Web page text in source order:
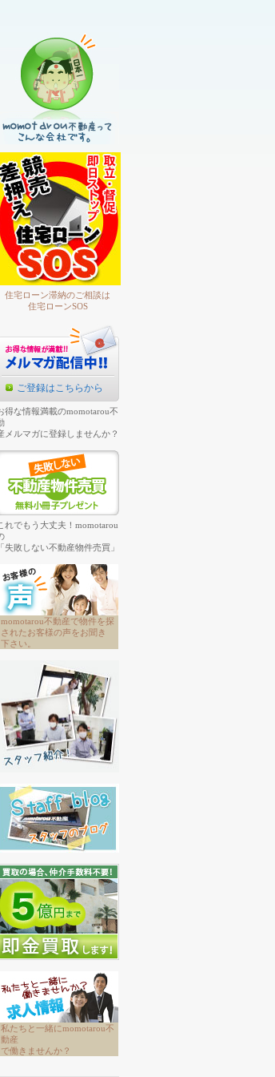
住宅ローン滞納のご相談は
住宅ローンSOS
ご登録はこちらから
得な情報満載のmomotarou不
メルマガに登録しませんか？
れでもう大丈夫！momotarou
「失敗しない不動産物件売買」
momotarou不動産で物件を探
されたお客様の声をお聞き
下さい。
私たちと一緒にmomotarou不
動産
で働きませんか？